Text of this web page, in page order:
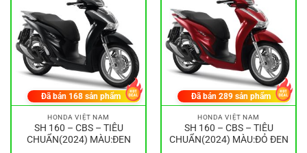
HONDA VIỆT NAM
SH 160 – CBS – TIÊU
CHUẨN(2024) MÀU:ĐEN
Đã bán 168 sản phẩm
HONDA VIỆT NAM
SH 160 – CBS – TIÊU
CHUẨN(2024) MÀU:ĐỎ ĐEN
Đã bán289 sản phẩm